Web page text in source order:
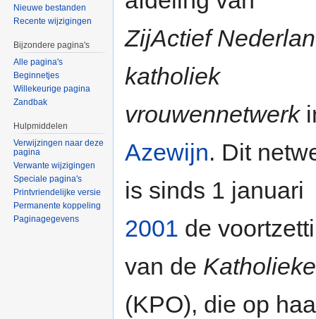
ZijActief
katholiek
vrouwennetwerk
Azewijn. Dit
is sinds 1 januari
2001 de
van de
(KPO), die op
Nieuwe bestanden
Recente wijzigingen
Bijzondere pagina's
Alle pagina's
Beginnetjes
Willekeurige pagina
Zandbak
Hulpmiddelen
Verwijzingen naar deze
pagina
Verwante wijzigingen
Speciale pagina's
Printvriendelijke versie
Permanente koppeling
Paginagegevens